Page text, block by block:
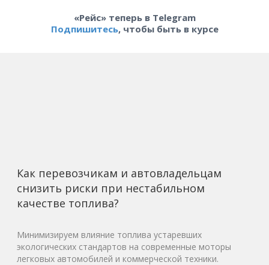
«Рейс» теперь в Telegram
Подпишитесь, чтобы быть в курсе
Как перевозчикам и автовладельцам
снизить риски при нестабильном
качестве топлива?
Минимизируем влияние топлива устаревших
экологических стандартов на современные моторы
легковых автомобилей и коммерческой техники.